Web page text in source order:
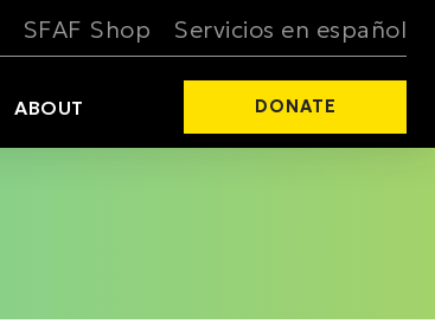
SFAF Shop Servicios en español
ABOUT DONATE